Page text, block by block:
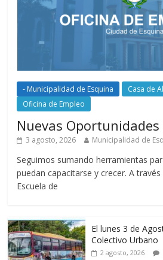
- Municipalidad de Esquina
Casa de
Oficina de Empleo
Nuevas Oportunidades
3 agosto, 2026 Municipalidad de
Seguimos sumando herramientas
puedan capacitarse y crecer. A
Escuela de
El lunes 3 de
Colectivo Urbano
2 agosto, 2026